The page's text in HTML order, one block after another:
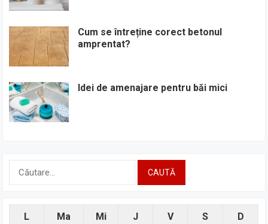
Cum se întreține corect betonul
amprentat?
Idei de amenajare pentru băi mici
L Ma Mi J V S D